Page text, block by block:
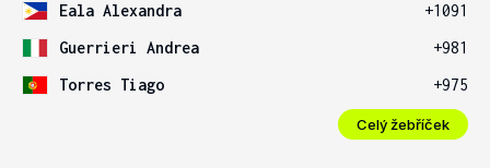
Eala Alexandra
+1091
Guerrieri Andrea
+981
Torres Tiago
+975
Celý žebříček